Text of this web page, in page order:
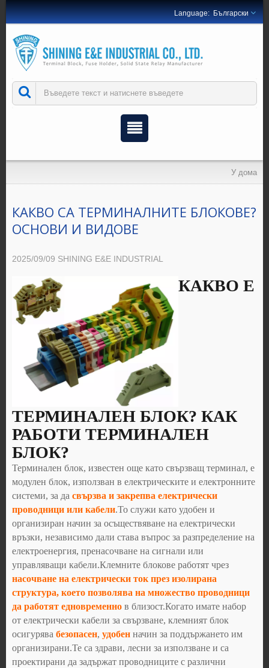
Български
У дома
КАКВО СА ТЕРМИНАЛНИТЕ БЛОКОВЕ?
ОСНОВИ И ВИДОВЕ
2025/09/09 SHINING E&E INDUSTRIAL
КАКВО Е
ТЕРМИНАЛЕН БЛОК? КАК
РАБОТИ ТЕРМИНАЛЕН
БЛОК?
Терминален блок, известен още като свързващ терминал, е
модулен блок, използван в електрическите и електронните
системи, за да свързва и закрепва електрически
проводници или кабели.То служи като удобен и
организиран начин за осъществяване на електрически
връзки, независимо дали става въпрос за разпределение на
електроенергия, пренасочване на сигнали или
управляващи кабели.Клемните блокове работят чрез
насочване на електрически ток през изолирана
структура, което позволява на множество проводници
да работят едновременно в близост.Когато имате набор
от електрически кабели за свързване, клемният блок
осигурява безопасен, удобен начин за поддържането им
организирани.Те са здрави, лесни за използване и са
проектирани да задържат проводниците с различни